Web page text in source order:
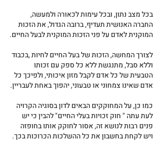
בכל מצב נתון, ובכל עימות לכאורה ולמעשה,
החברה האנושית תעדיף, ברובה הגדול, את הזכות
המוקנית לאדם על פני הזכות המוקנית לבעל החיים.
לצורך המחשה, הזכות של בעל החיים לחיות ,בכבוד
וללא סבל, מתנגשת ללא כל ספק עם זכותו
הטבעית של כל אדם לקבל מזון איכותי, ולפיכך כל
אדם שאינו צמחוני או טבעוני, יהפוך באחת לעבריין.
כמו כן, על המחוקקים הבאים לדון בסוגיה הקרויה
לעת עתה " חוק זכויות בעלי החיים" להבין כי יש
פנים רבות לנושא זה, אסור לחוקק אותו בחופזה
ויש לקחת בחשבון את כל ההשלכות הכרוכות בכך.